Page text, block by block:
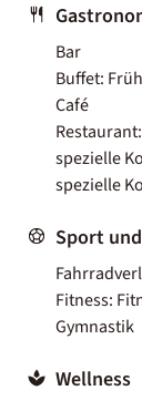
Bar
Buffet:
Café
spezielle
spezielle
Sport
Fitness:
Gymnastik
Wellness